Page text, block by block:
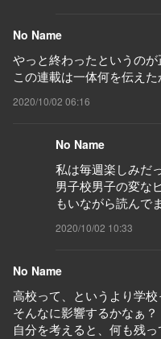
No Name
やっと終わったというの
この連載は一体何を伝え
2020/10/02 06:16
No Name
私は毎週楽しみだ
男子校男子の変な
もいながら読んで
2020/10/02 10:33
No Name
高校って、というより学校
そんなに影響するかなぁ？
自分を考えると、何も残